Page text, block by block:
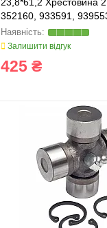
352160, 933591,
654587.0
Залишити відгук
425 ₴